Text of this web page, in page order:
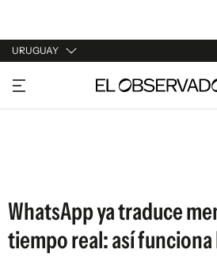
URUGUAY
URUGUAY
ARGENTINA
WhatsApp ya traduce
tiempo real: así